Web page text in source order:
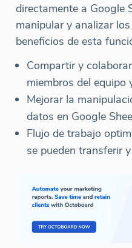
directamente a Google
manipular y analizar
beneficios de esta
Compartir y
miembros del equipo
Mejorar la
datos en Google
Flujo de trabajo
se pueden transferir